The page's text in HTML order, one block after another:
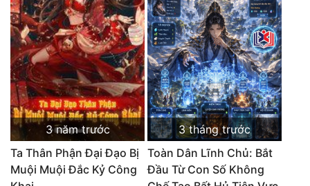
3 năm trước
Ta Thân Phận Đại Đạo Bị
Muội Muội Đắc Kỷ Công
3 tháng trước
Toàn Dân Lĩnh Chủ: Bắt
Đầu Từ Con Số Không